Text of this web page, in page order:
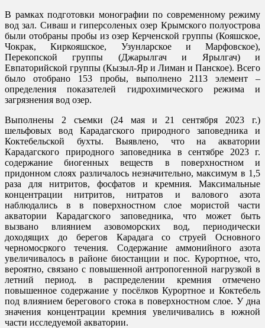
В рамках подготовки монографии по современному режиму
вод зал. Сиваш и гиперсоленых озер Крымского полуострова
были отобраны пробы из озер Керченской группы (Кояшское,
Чокрак, Киркояшское, Узунларское и Марфовское),
Перекопской группы (Джарылгач и Ярылгач) и
Евпаторийской группы (Кызыл-Яр и Лиман и Панское). Всего
было отобрано 153 пробы, выполнено 2113 элемент –
определения показателей гидрохимического режима и
загрязнения вод озер.
Выполнены 2 съемки (24 мая и 21 сентября 2023 г.)
шельфовых вод Карадагского природного заповедника и
Коктебельской бухты. Выявлено, что на акватории
Карадагского природного заповедника в сентябре 2023 г.
содержание биогенных веществ в поверхностном и
придонном слоях различалось незначительно, максимум в 1,5
раза для нитритов, фосфатов и кремния. Максимальные
концентрации нитритов, нитратов и валового азота
наблюдались в в поверхностном слое мористой части
акватории Карадагского заповедника, что может быть
вызвано влиянием азовоморских вод, периодически
доходящих до берегов Карадага со струей Основного
черномосркого течения. Содержание аммонийного азота
увеличивалось в районе биостанции и пос. Курортное, что,
вероятно, связано с повышенной антропогенной нагрузкой в
летний период. в распределении кремния отмечено
повышенное содержание у посёлков Курортное и Коктебель
под влиянием берегового стока в поверхностном слое. У дна
значения концентрации кремния увеличивались в южной
части исследуемой акватории.